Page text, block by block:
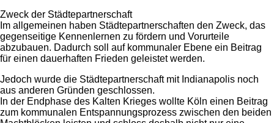
Zweck der Städtepartnerschaft
Im allgemeinen haben Städtepartnerschaften den Zweck, das
gegenseitige Kennenlernen zu fördern und Vorurteile
abzubauen. Dadurch soll auf kommunaler Ebene ein Beitrag
für einen dauerhaften Frieden geleistet werden.
Jedoch wurde die Städtepartnerschaft mit Indianapolis noch
aus anderen Gründen geschlossen.
In der Endphase des Kalten Krieges wollte Köln einen Beitrag
zum kommunalen Entspannungsprozess zwischen den beiden